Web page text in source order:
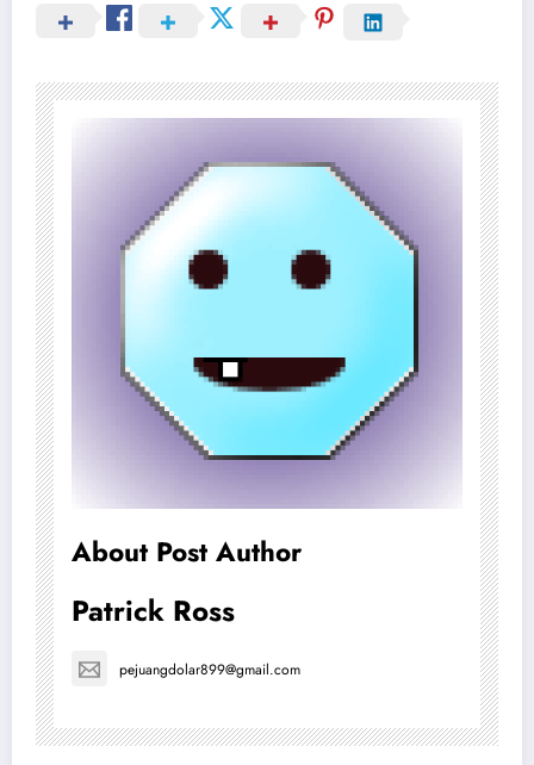
About Post Author
Patrick Ross
pejuangdolar899@gmail.com